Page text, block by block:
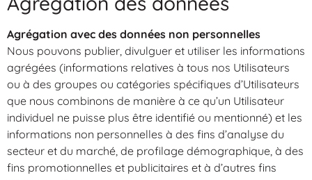
Agrégation avec des données non personnelles
Nous pouvons publier, divulguer et utiliser les informations
agrégées (informations relatives à tous nos Utilisateurs
ou à des groupes ou catégories spécifiques d’Utilisateurs
que nous combinons de manière à ce qu’un Utilisateur
individuel ne puisse plus être identifié ou mentionné) et les
informations non personnelles à des fins d’analyse du
secteur et du marché, de profilage démographique, à des
fins promotionnelles et publicitaires et à d’autres fins